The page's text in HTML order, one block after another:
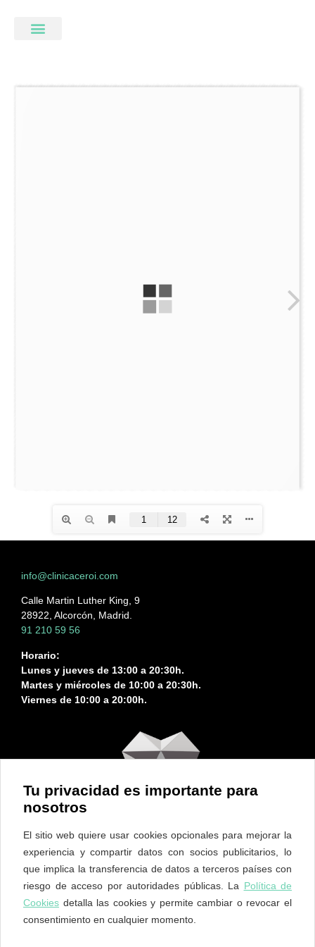
info@clinicaceroi.com
Calle Martin Luther King, 9
28922, Alcorcón, Madrid.
91 210 59 56
Horario:
Lunes y jueves de 13:00 a 20:30h.
Martes y miércoles de 10:00 a 20:30h.
Viernes de 10:00 a 20:00h.
ES
Tu privacidad es importante para
nosotros
El sitio web quiere usar cookies opcionales para mejorar la
experiencia y compartir datos con socios publicitarios, lo
que implica la transferencia de datos a terceros países con
riesgo de acceso por autoridades públicas. La Política de
Cookies detalla las cookies y permite cambiar o revocar el
consentimiento en cualquier momento.